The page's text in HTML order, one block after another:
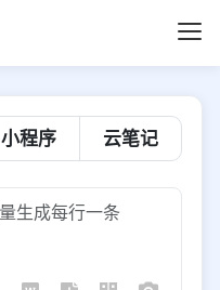
小程序 云笔记